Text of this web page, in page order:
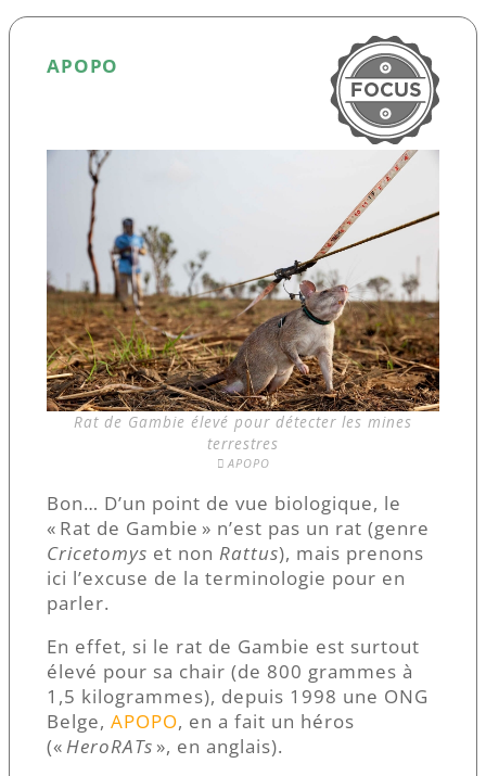
APOPO
Rat de Gambie élevé pour détecter les mines
terrestres
APOPO
Bon… D’un point de vue biologique, le
« Rat de Gambie » n’est pas un rat (genre
Cricetomys et non Rattus), mais prenons
ici l’excuse de la terminologie pour en
parler.
En effet, si le rat de Gambie est surtout
élevé pour sa chair (de 800 grammes à
1,5 kilogrammes), depuis 1998 une ONG
Belge, APOPO, en a fait un héros
(«HeroRATs », en anglais).